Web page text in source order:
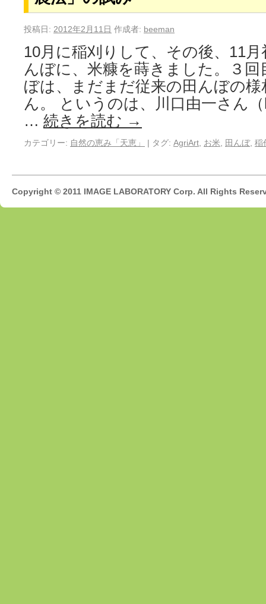
投稿日: 2012年2月11日 作成者: beeman
10月に稲刈りして、その後、11
んぼに、米糠を蒔きました。３
ぼは、まだまだ従来の田んぼの
ん。 というのは、川口由一さん
… 続きを読む →
カテゴリー: 自然の恵み「天恵」 | タグ: AgriArt お米 田んぼ, 稲
Copyright © 2011 IMAGE LABORATORY Corp. All Rights